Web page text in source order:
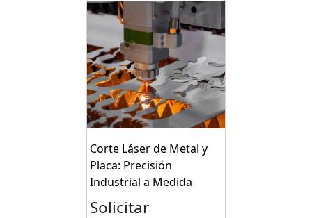
Corte Láser de Metal y
Placa: Precisión
Industrial a Medida
Solicitar